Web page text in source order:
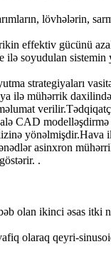
lövhələrin,
effektiv gücünü
soyudulan sistemin
strategiyaları
ilə mühərrik
CAD
yönəlmişdir.Hava
asinxron
.
olan ikinci əsas
olaraq qeyri-